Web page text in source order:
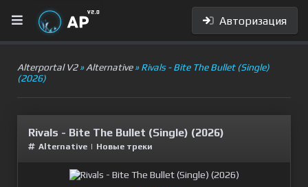
Авторизация
Alterportal V2»Alternative» Rivals - Bite The Bullet (Single)
(2026)
Rivals - Bite The Bullet (Single) (2026)
Alternative | Новые треки